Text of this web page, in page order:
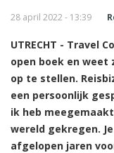
28 april 2022 - 13:39
UTRECHT - Travel
open boek en weet
op te stellen.
een persoonlijk
ik heb
wereld gekregen.
afgelopen jaren